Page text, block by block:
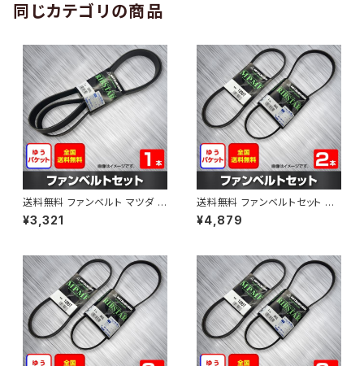
同じカテゴリの商品
送料無料 ファンベルト マツダ C
X-3 型式DK5AW H28.10～H
30.05 （国内トップメーカー） 1
¥3,321
送料無料 ファンベルトセット マ
ツダ カペラ 型式GF8P H11.09
～H14.03 （国内トップメーカ
¥4,879